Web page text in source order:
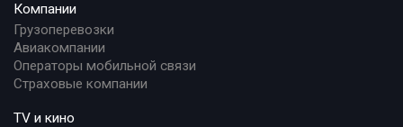
Компании
Грузоперевозки
Авиакомпании
Операторы мобильной связи
Страховые компании
TV и кино